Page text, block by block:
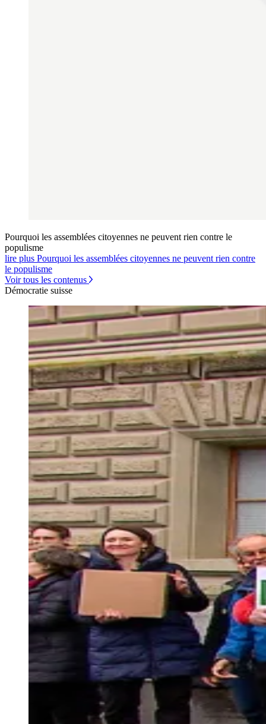
Pourquoi les assemblées citoyennes ne peuvent rien contre le
populisme
lire plus Pourquoi les assemblées citoyennes ne peuvent rien contre
le populisme
Voir tous les contenus
Démocratie suisse